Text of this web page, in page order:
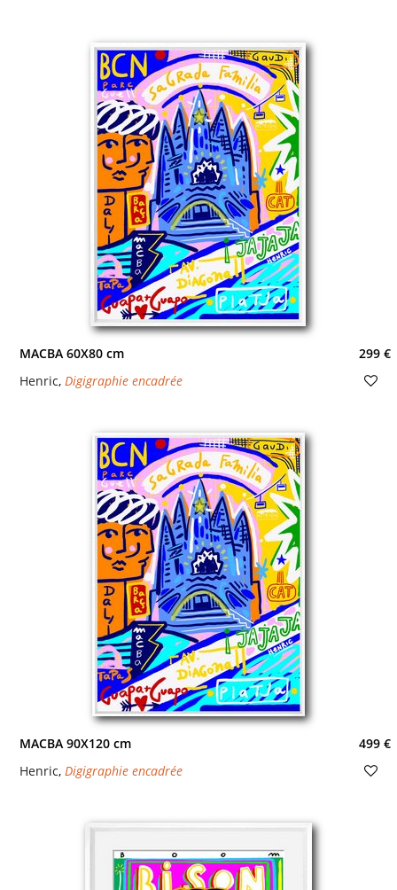
MACBA 60X80 cm
299 €
Henric, Digigraphie encadrée
MACBA 90X120 cm
499 €
Henric, Digigraphie encadrée